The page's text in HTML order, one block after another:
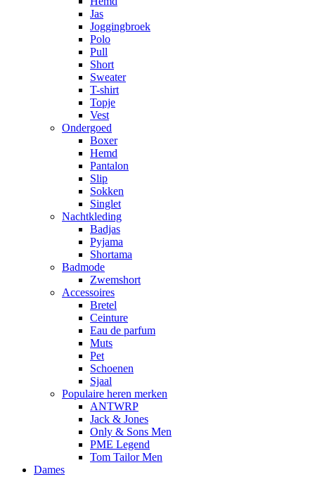
Jas
Joggingbroek
Polo
Pull
Short
Sweater
T-shirt
Topje
Vest
Ondergoed
Boxer
Hemd
Pantalon
Slip
Sokken
Singlet
Nachtkleding
Badjas
Pyjama
Shortama
Badmode
Zwemshort
Accessoires
Bretel
Ceinture
Eau de parfum
Muts
Pet
Schoenen
Sjaal
Populaire heren merken
ANTWRP
Jack & Jones
Only & Sons Men
PME Legend
Tom Tailor Men
Dames